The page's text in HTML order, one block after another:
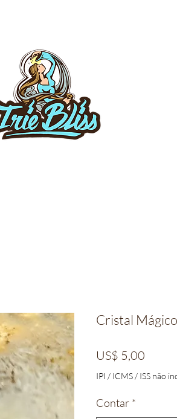
Cristal Mágico
US$ 5,00
IPI / ICMS / ISS não
Contar *